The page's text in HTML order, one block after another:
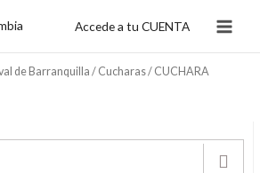
Accede a tu CUENTA
de Barranquilla / Cucharas/ CUCHARA